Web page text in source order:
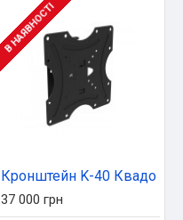
В НАЯВНОСТІ
Кронштейн K-40 Квадо
37 000 грн